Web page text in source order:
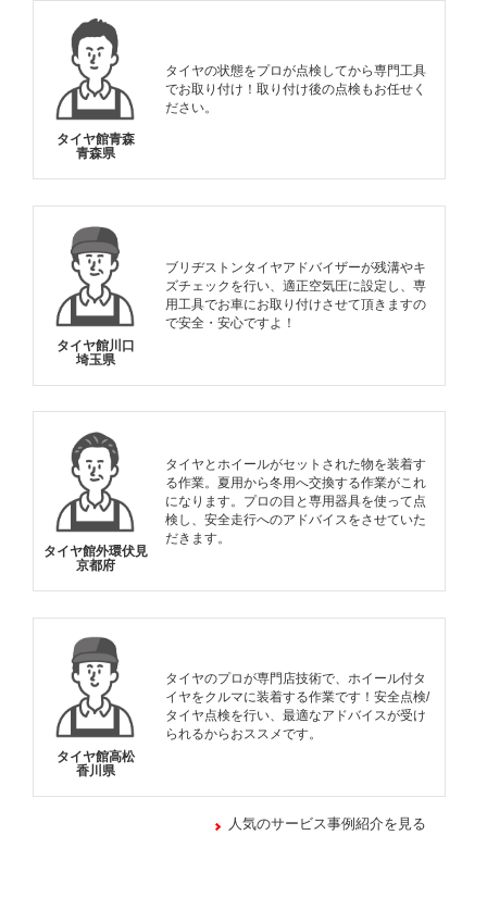
タイヤ館青森
青森県
タイヤの状態をプロが点検してから専門工具
でお取り付け！取り付け後の点検もお任せく
ださい。
タイヤ館川口
埼玉県
ブリヂストンタイヤアドバイザーが残溝やキ
ズチェックを行い、適正空気圧に設定し、専
用工具でお車にお取り付けさせて頂きますの
で安全・安心ですよ！
タイヤ館外環伏見
京都府
タイヤとホイールがセットされた物を装着す
る作業。夏用から冬用へ交換する作業がこれ
になります。プロの目と専用器具を使って点
検し、安全走行へのアドバイスをさせていた
だきます。
タイヤ館高松
香川県
タイヤのプロが専門店技術で、ホイール付タ
イヤをクルマに装着する作業です！安全点検/
タイヤ点検を行い、最適なアドバイスが受け
られるからおススメです。
人気のサービス事例紹介を見る